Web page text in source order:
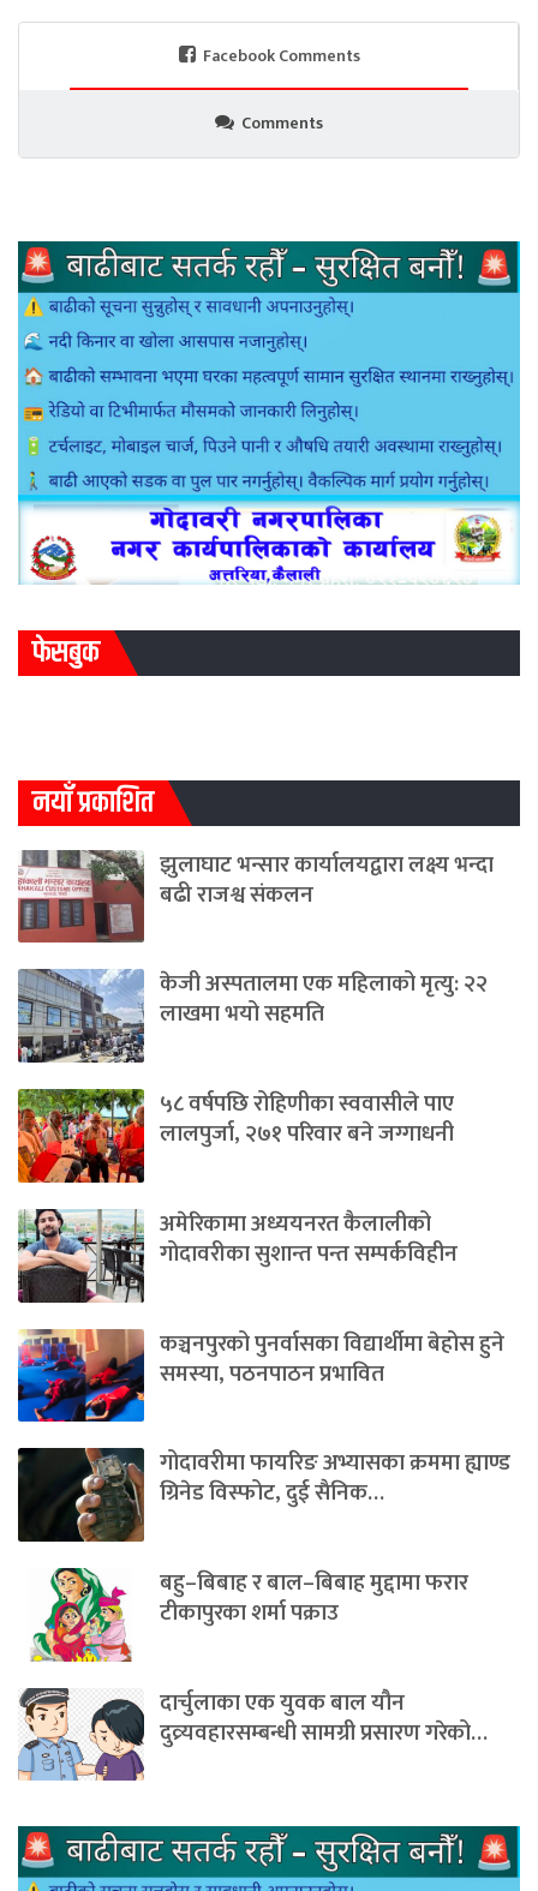
Facebook Comments
Comments
फेसबुक
नयाँ प्रकाशित
झुलाघाट भन्सार कार्यालयद्वारा लक्ष्य भन्दा
बढी राजश्व संकलन
केजी अस्पतालमा एक महिलाको मृत्यु: २२
लाखमा भयो सहमति
५८ वर्षपछि रोहिणीका स्ववासीले पाए
लालपुर्जा, २७१ परिवार बने जग्गाधनी
अमेरिकामा अध्ययनरत कैलालीको
गोदावरीका सुशान्त पन्त सम्पर्कविहीन
कञ्चनपुरको पुनर्वासका विद्यार्थीमा बेहोस हुने
समस्या, पठनपाठन प्रभावित
गोदावरीमा फायरिङ अभ्यासका क्रममा ह्याण्ड
ग्रिनेड विस्फोट, दुई सैनिक…
बहु–बिबाह र बाल–बिबाह मुद्दामा फरार
टीकापुरका शर्मा पक्राउ
दार्चुलाका एक युवक बाल यौन
दुव्र्यवहारसम्बन्धी सामग्री प्रसारण गरेको…